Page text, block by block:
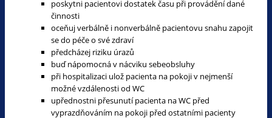
poskytni pacientovi dostatek času při provádění dané
činnosti
oceňuj verbálně i nonverbálně pacientovu snahu zapojit
se do péče o své zdraví
předcházej riziku úrazů
buď nápomocná v nácviku sebeobsluhy
při hospitalizaci ulož pacienta na pokoji v nejmenší
možné vzdálenosti od WC
upřednostni přesunutí pacienta na WC před
vyprazdňováním na pokoji před ostatními pacienty